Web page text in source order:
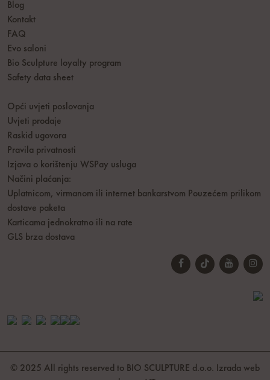
Blog
Kontakt
FAQ
Evo saloni
Bio Sculpture loyalty program
Safety data sheet
Opći uvjeti poslovanja
Uvjeti prodaje
Raskid ugovora
Pravila privatnosti
Izjava o korištenju WSPay usluga
Načini plaćanja:
Uplatnicom, virmanom ili internet bankarstvom Pouzećem prilikom
dostave paketa
Karticama jednokratno ili na rate
GLS brza dostava
© 2025 All rights reserved to BIO SCULPTURE d.o.o.
Izrada web